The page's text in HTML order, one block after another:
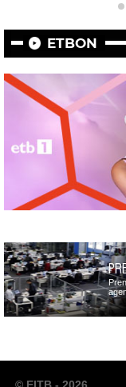
ETBON
© EITB - 2026